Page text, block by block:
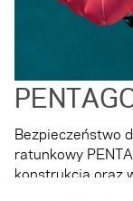
Bezpieczeństwo
ratunkowy
konstrukcją oraz